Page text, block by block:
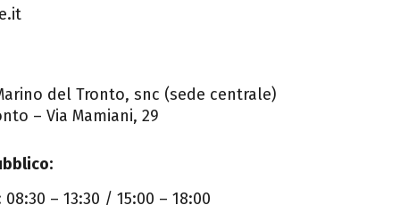
del Tronto, snc (sede centrale)
– Via Mamiani, 29
– 13:30 / 15:00 – 18:00